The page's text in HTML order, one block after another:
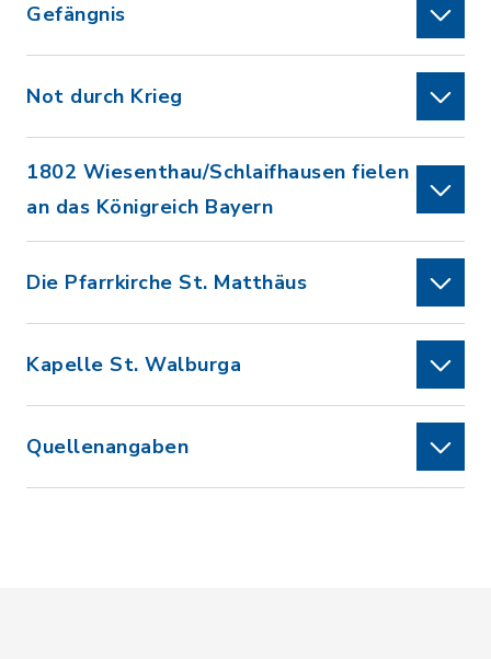
Gefängnis
Not durch Krieg
1802 Wiesenthau/Schlaifhausen fielen
an das Königreich Bayern
Die Pfarrkirche St. Matthäus
Kapelle St. Walburga
Quellenangaben